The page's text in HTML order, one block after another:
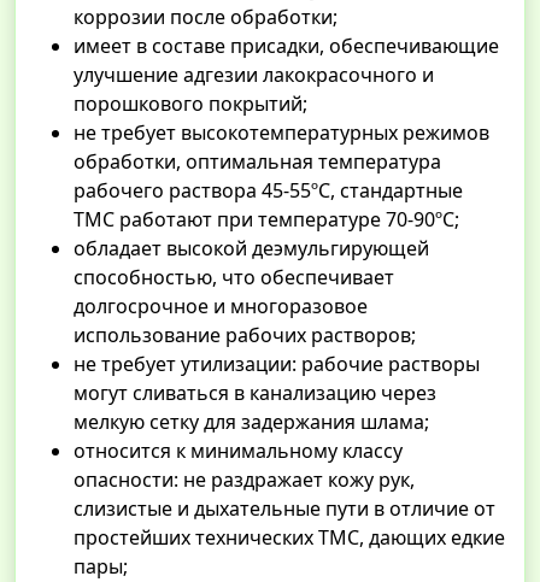
коррозии после обработки;
имеет в составе присадки, обеспечивающие
улучшение адгезии лакокрасочного и
порошкового покрытий;
не требует высокотемпературных режимов
обработки, оптимальная температура
рабочего раствора 45-55ºС, стандартные
ТМС работают при температуре 70-90ºС;
обладает высокой деэмульгирующей
способностью, что обеспечивает
долгосрочное и многоразовое
использование рабочих растворов;
не требует утилизации: рабочие растворы
могут сливаться в канализацию через
мелкую сетку для задержания шлама;
относится к минимальному классу
опасности: не раздражает кожу рук,
слизистые и дыхательные пути в отличие от
простейших технических ТМС, дающих едкие
пары;